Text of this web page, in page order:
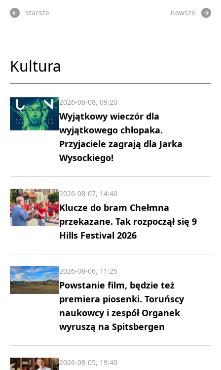
starsze nowsze
Kultura
Wyjątkowy wieczór dla
wyjątkowego chłopaka.
Przyjaciele zagrają dla Jarka
Wysockiego!
2026-08-08, 09:20
Klucze do bram Chełmna
przekazane. Tak rozpoczął się 9
Hills Festival 2026
2026-08-07, 14:40
Powstanie film, będzie też
premiera piosenki. Toruńscy
naukowcy i zespół Organek
wyruszą na Spitsbergen
2026-08-06, 11:25
2026-08-05, 19:40